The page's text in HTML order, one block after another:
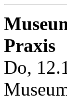
Praxis
Do,